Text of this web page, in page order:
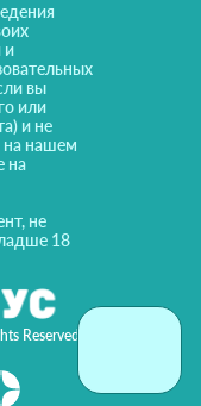
Reserved!
и
вы
или
и не
на нашем
на
не
18